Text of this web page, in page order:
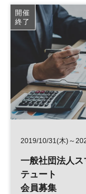
デジタルトランス
参加無料
開催
終了
2019/10/31(木)～
一般社団法人
テュート
会員募集